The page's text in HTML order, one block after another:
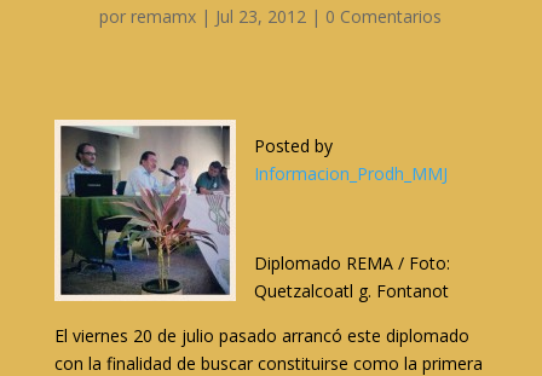
por remamx | Jul 23, 2012 | 0 Comentarios
Posted by
Informacion_Prodh_MMJ
Diplomado REMA / Foto:
Quetzalcoatl g. Fontanot
El viernes 20 de julio pasado arrancó este diplomado
con la finalidad de buscar constituirse como la primera